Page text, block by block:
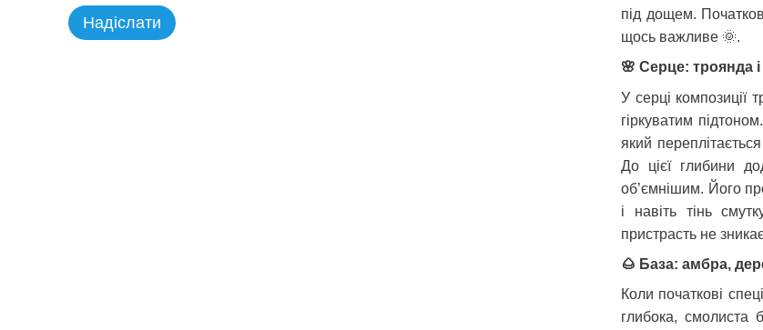
Надіслати
під дощем.
щось важливе 🌞.
🌸 Серце: троянда
У серці композиції
гіркуватим
який
До цієї глибини
об’ємнішим. Його
і навіть тінь
пристрасть не
🌰 База: амбра,
Коли початкові
глибока, смолиста